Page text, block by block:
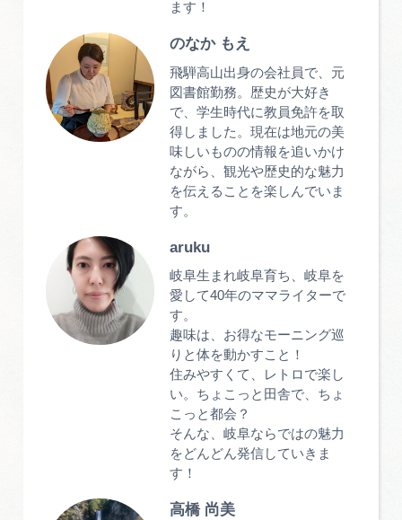
ます！
のなか もえ
飛騨高山出身の会社員で、元
図書館勤務。歴史が大好き
で、学生時代に教員免許を取
得しました。現在は地元の美
味しいものの情報を追いかけ
ながら、観光や歴史的な魅力
を伝えることを楽しんでいま
す。
aruku
岐阜生まれ岐阜育ち、岐阜を
愛して40年のママライターで
す。
趣味は、お得なモーニング巡
りと体を動かすこと！
住みやすくて、レトロで楽し
い。ちょこっと田舎で、ちょ
こっと都会？
そんな、岐阜ならではの魅力
をどんどん発信していきま
す！
高橋 尚美